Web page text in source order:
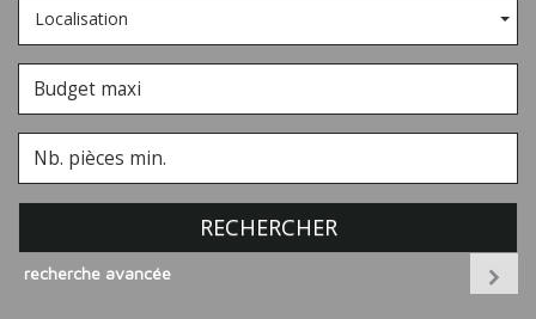
Localisation
RECHERCHER
recherche avancée